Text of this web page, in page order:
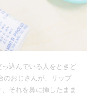
込んでいる人をときど
のおじさんが、リップ
それを鼻に挿したまま